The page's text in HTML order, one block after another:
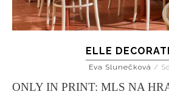
ELLE
Eva Slunečková /
ONLY IN PRINT: MLS NA